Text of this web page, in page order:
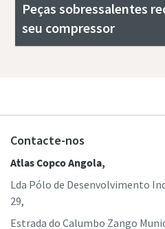
Peças sobressalentes
seu compressor
Contacte-nos
Atlas Copco Angola,
Lda Pólo de Desenvolvimento
29,
Estrada do Calumbo Zango